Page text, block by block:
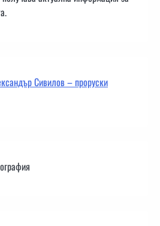
Сивилов – проруски